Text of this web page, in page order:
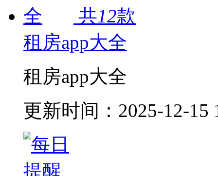
共12款
租房app大全
租房app大全
更新时间： 2025-12-15